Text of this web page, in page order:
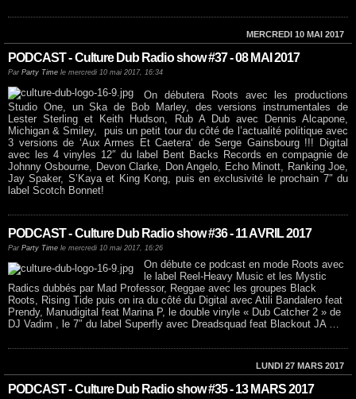
MERCREDI 10 MAI 2017
PODCAST - Culture Dub Radio show #37 - 08 MAI 2017
Par Party Time le mercredi 10 mai 2017, 16:34
On débutera Roots avec les productions
Studio One, un Ska de Bob Marley, des versions instrumentales de
Lester Sterling et Keith Hudson, Rub A Dub avec Dennis Alcapone,
Michigan & Smiley, puis un petit tour du côté de l’actualité politique avec
3 versions de ‘Aux Armes Et Caetera‘ de Serge Gainsbourg !!! Digital
avec les 4 vinyles 12″ du label Bent Backs Records en compagnie de
Johnny Osbourne, Devon Clarke, Don Angelo, Echo Minott, Ranking Joe,
Jay Spaker, S’Kaya et King Kong, puis en exclusivité le prochain 7″ du
label Scotch Bonnet!
PODCAST - Culture Dub Radio show #36 - 11 AVRIL 2017
Par Party Time le mercredi 10 mai 2017, 16:26
On débute ce podcast en mode Roots avec
le label Reel-Heavy Music et les Mystic
Radics dubbés par Mad Professor, Reggae avec les groupes Black
Roots, Rising Tide puis on ira du côté du Digital avec Atili Bandalero feat
Prendy, Manudigital feat Marina P, le double vinyle « Dub Catcher 2 » de
DJ Vadim , le 7″ du label Superfly avec Dreadsquad feat Blackout JA …
LUNDI 27 MARS 2017
PODCAST - Culture Dub Radio show #35 - 13 MARS 2017